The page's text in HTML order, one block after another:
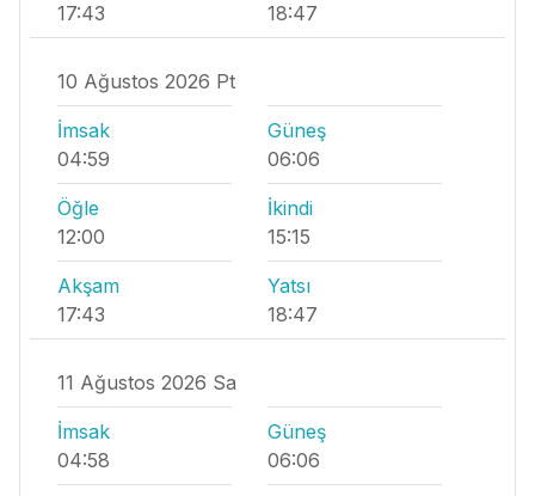
17:43 18:47
10 Ağustos 2026 Pt
İmsak
04:59
Güneş
06:06
Öğle
12:00
İkindi
15:15
Akşam
17:43
Yatsı
18:47
11 Ağustos 2026 Sa
İmsak
04:58
Güneş
06:06